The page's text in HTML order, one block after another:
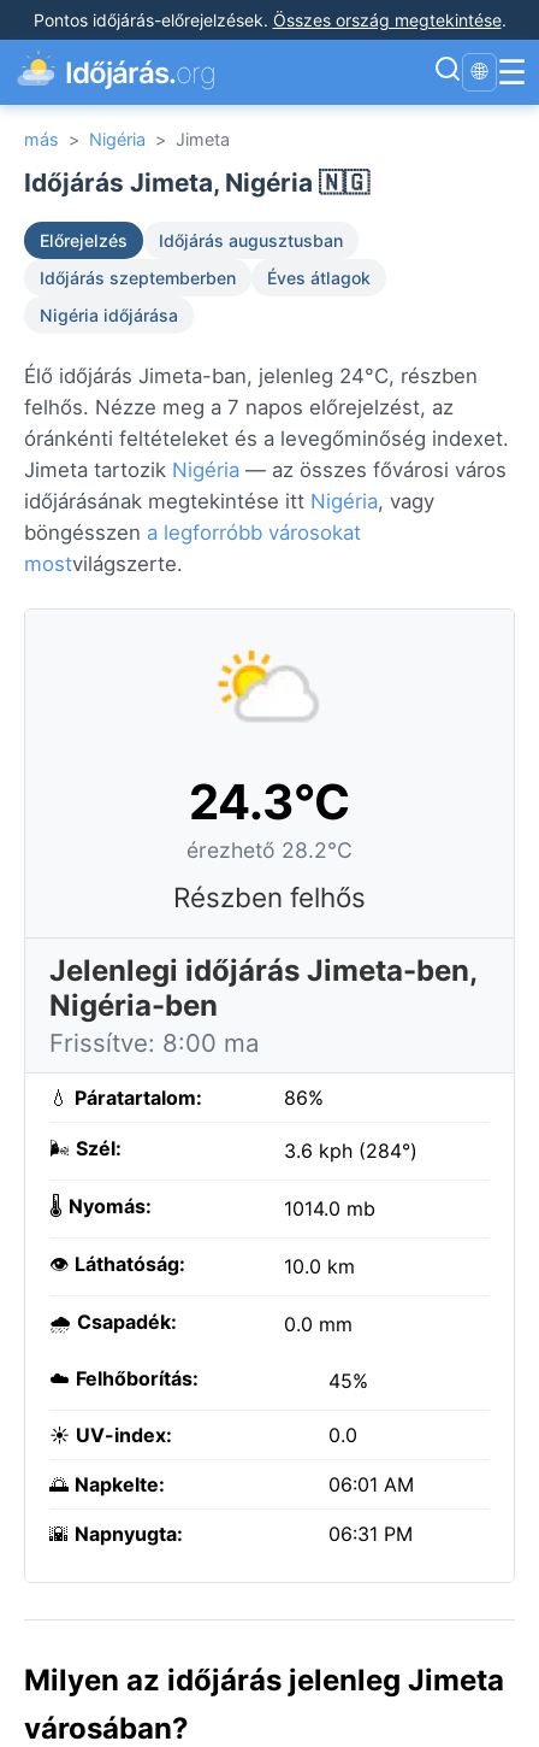
Pontos időjárás-előrejelzések. Összes ország megtekintése.
Időjárás.org 🌐 ☰
más > Nigéria > Jimeta
Időjárás Jimeta, Nigéria 🇳🇬
Előrejelzés
Időjárás augusztusban
Időjárás szeptemberben
Éves átlagok
Nigéria időjárása
Élő időjárás Jimeta-ban, jelenleg 24°C, részben
felhős. Nézze meg a 7 napos előrejelzést, az
óránkénti feltételeket és a levegőminőség indexet.
Jimeta tartozik Nigéria — az összes fővárosi város
időjárásának megtekintése itt Nigéria, vagy
böngésszen a legforróbb városokat
mostvilágszerte.
24.3°C
érezhető 28.2°C
Részben felhős
Jelenlegi időjárás Jimeta-ben,
Nigéria-ben
Frissítve: 8:00 ma
💧 Páratartalom: 86%
🌬️ Szél: 3.6 kph (284°)
🌡️ Nyomás: 1014.0 mb
👁️ Láthatóság: 10.0 km
🌧️ Csapadék: 0.0 mm
☁️ Felhőborítás: 45%
☀️ UV-index: 0.0
🌅 Napkelte: 06:01 AM
🌇 Napnyugta: 06:31 PM
Milyen az időjárás jelenleg Jimeta
városában?